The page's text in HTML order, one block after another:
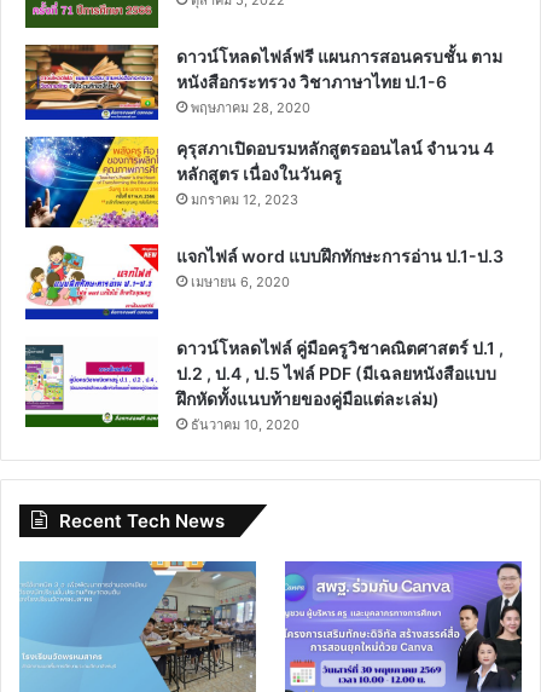
ดาวน์โหลดไฟล์ฟรี แผนการสอนครบชั้น ตาม
หนังสือกระทรวง วิชาภาษาไทย ป.1-6
พฤษภาคม 28, 2020
คุรุสภาเปิดอบรมหลักสูตรออนไลน์ จำนวน 4
หลักสูตร เนื่องในวันครู
มกราคม 12, 2023
แจกไฟล์ word แบบฝึกทักษะการอ่าน ป.1-ป.3
เมษายน 6, 2020
ดาวน์โหลดไฟล์ คู่มือครูวิชาคณิตศาสตร์ ป.1 ,
ป.2 , ป.4 , ป.5 ไฟล์ PDF (มีเฉลยหนังสือแบบ
ฝึกหัดทั้งแนบท้ายของคู่มือแต่ละเล่ม)
ธันวาคม 10, 2020
Recent Tech News